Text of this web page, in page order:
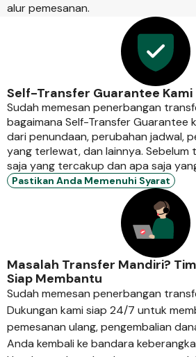
alur pemesanan.
Self-Transfer Guarantee Kami
Sudah memesan penerbangan
bagaimana Self-Transfer Guarantee
dari penundaan, perubahan jadwal,
yang terlewat, dan lainnya. Sebelum
saja yang tercakup dan apa saja
Pastikan Anda Memenuhi Syarat
Masalah Transfer Mandiri?
Siap Membantu
Sudah memesan penerbangan
Dukungan kami siap 24/7 untuk
pemesanan ulang, pengembalian
Anda kembali ke bandara